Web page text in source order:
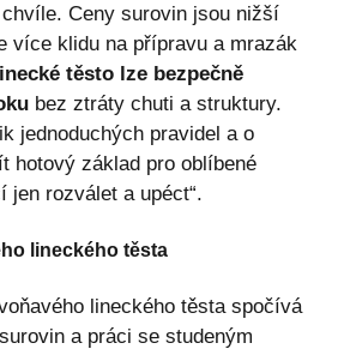
Ceny surovin jsou nižší
více klidu na přípravu a mrazák
těsto lze bezpečně
bez ztráty chuti a struktury.
jednoduchých pravidel a o
hotový základ pro oblíbené
jen rozválet a upéct“.
lineckého těsta
lineckého těsta spočívá
a práci se studeným